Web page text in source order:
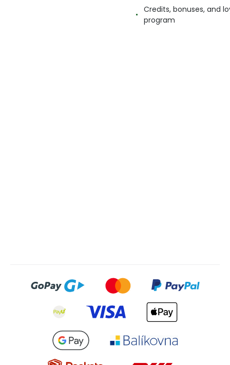
Credits, bonuses, and
program